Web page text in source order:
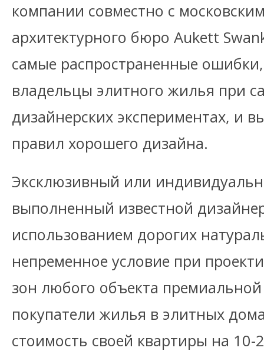
компании совместно с
архитектурного бюро Aukett
самые распространенные
владельцы элитного жилья при
дизайнерских экспериментах, и
правил хорошего дизайна.
Эксклюзивный или
выполненный известной
использованием дорогих
непременное условие при
зон любого объекта
покупатели жилья в элитных
стоимость своей квартиры на 10-